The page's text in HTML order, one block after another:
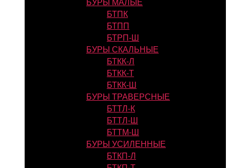
БТПК
БТПП
БТРП-Ш
БУРЫ СКАЛЬНЫЕ
БТКК-Л
БТКК-Т
БТКК-Ш
БУРЫ ТРАВЕРСНЫЕ
БТТЛ-К
БТТЛ-Ш
БТТМ-Ш
БУРЫ УСИЛЕННЫЕ
БТКП-Л